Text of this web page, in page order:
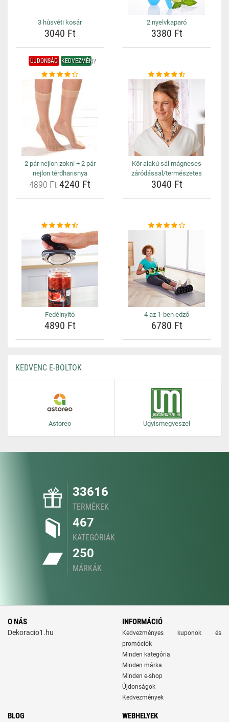
3 húsvéti kosár
3040 Ft
2 nyelvkaparó
3380 Ft
ÚJDONSÁG KEDVEZMÉNY
2 pár nejlon zokni + 2 pár
nejlon térdharisnya
4890 Ft 4240 Ft
Kör alakú sál mágneses
záródással/természetes
3040 Ft
Fedélnyitó
4890 Ft
4 az 1-ben edző
6780 Ft
KEDVENC E-BOLTOK
Astoreo Ugyismegveszel
33616
TERMÉKEK
467
KATEGÓRIÁK
250
MÁRKÁK
O NÁS
Dekoracio1.hu
INFORMÁCIÓ
Kedvezményes kuponok és
promóciók
Minden kategória
Minden márka
Minden e-shop
Újdonságok
Kedvezmények
BLOG WEBHELYEK